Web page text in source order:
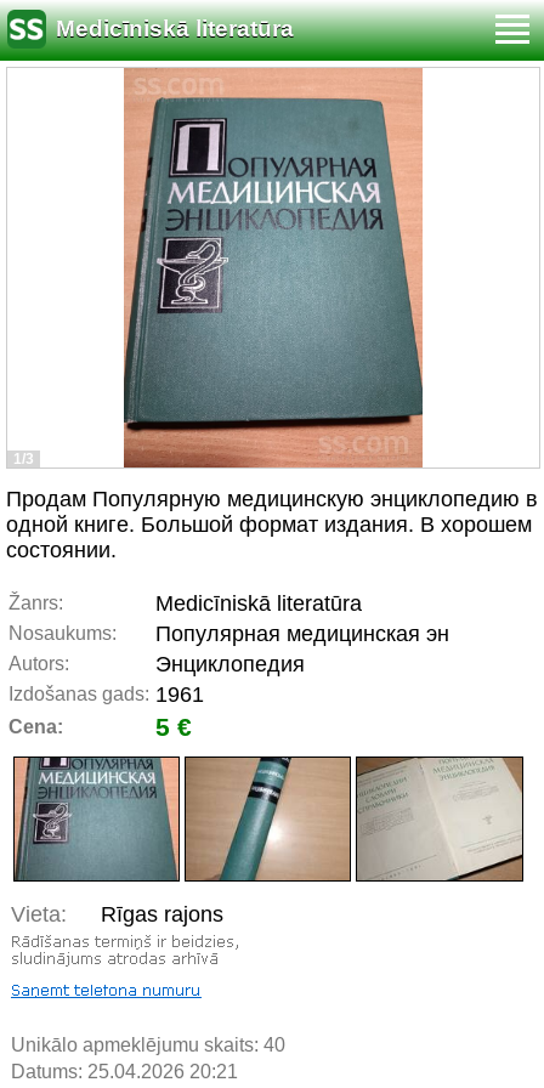
Medicīniskā literatūra
1/3
Продам Популярную медицинскую энциклопедию в
одной книге. Большой формат издания. В хорошем
состоянии.
Žanrs: Medicīniskā literatūra
Nosaukums: Популярная медицинская эн
Autors: Энциклопедия
Izdošanas gads: 1961
Cena: 5 €
Vieta: Rīgas rajons
Unikālo apmeklējumu skaits: 40
Datums: 25.04.2026 20:21